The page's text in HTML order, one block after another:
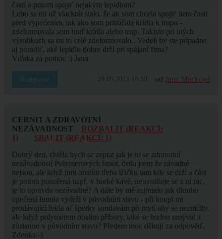
časti a potom spojiť nejakým lepidlom?
Lebo sa mi už viackrát stalo, že ak som chcela spojiť tieto časti
pred vypečením, tak ako som pritláčala krídla k trupu -
zdeformovala som buď krídla alebo trup. Takisto pri iných
výrobkoch sa mi to celé zdeformovalo.. Vedeli by ste prípadne
aj poradiť, aké lepidlo dobre drží pri spájaní fima?
Vďaka za pomoc :) Jana
Reagovat 29.09.2013 16:10 od Jana Macková
CERNIT A ZDRAVOTNÍ
NEZÁVADNOST
ROZBALIT (REAKCÍ:
1)
SBALIT (REAKCÍ: 1)
Dobrý den, chtěla bych se zeptat jak je to se zdravotní
nezávadností Polymerových hmot, četla jsem že závadné
nejsou, ale když jimi obalím třeba lžičku tam kde se drží a část
je potom ponořená např. v horké kávě, neuvolňuje se z ní nic,
je to opravdu nezávadné? A dále by mě zajímalo jak dlouho
upečená hmota vydrží v původním stavu - při koupi mi
prodávající řekla ať šperky sundavám při mytí aby se nezničily,
ale když polymerem obalím příbory, také se budou umývat a
zůstanou v původním stavu? Předem moc děkuji za odpověď,
Zdenka:-)